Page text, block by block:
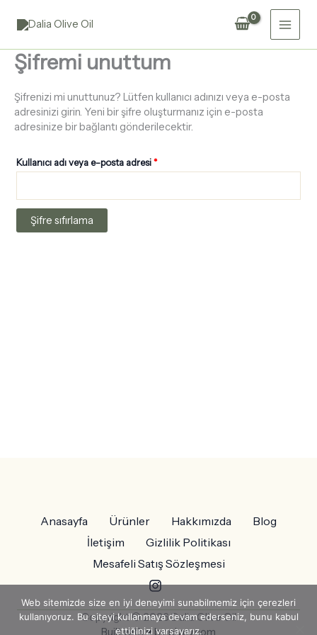
Main
Menu
Şifremi unuttum
Şifrenizi mi unuttunuz? Lütfen kullanıcı adınızı veya e-posta
adresinizi girin. Yeni bir şifre oluşturmanız için e-posta
adresinize bir bağlantı gönderilecektir.
Kullanıcı adı veya e-posta adresi*
Şifre sıfırlama
Anasayfa Ürünler Hakkımızda
Blog
İletişim
Gizlilik Politikası
Mesafeli Satış Sözleşmesi
Copyright © 2026 Dalia Olive Oil
Built with ♥ by piyuv.com
Web sitemizde size en iyi deneyimi sunabilmemiz için çerezleri
kullanıyoruz. Bu siteyi kullanmaya devam ederseniz, bunu kabul
ettiğinizi varsayarız.